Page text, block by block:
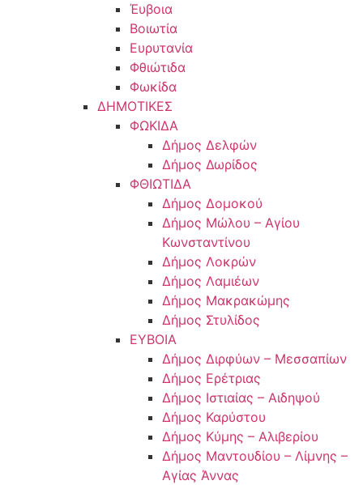
Έυβοια
Βοιωτία
Ευρυτανία
Φθιώτιδα
Φωκίδα
ΔΗΜΟΤΙΚΕΣ
ΦΩΚΙΔΑ
Δήμος Δελφών
Δήμος Δωρίδος
ΦΘΙΩΤΙΔΑ
Δήμος Δομοκού
Δήμος Μώλου – Αγίου
Κωνσταντίνου
Δήμος Λοκρών
Δήμος Λαμιέων
Δήμος Μακρακώμης
Δήμος Στυλίδος
ΕΥΒΟΙΑ
Δήμος Διρφύων – Μεσσαπίων
Δήμος Ερέτριας
Δήμος Ιστιαίας – Αιδηψού
Δήμος Καρύστου
Δήμος Κύμης – Αλιβερίου
Δήμος Μαντουδίου – Λίμνης –
Αγίας Άννας